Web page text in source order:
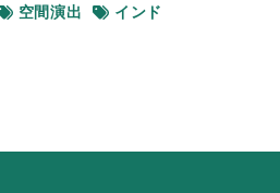
空間演出
インド